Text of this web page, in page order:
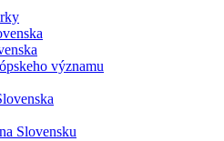
významu
Slovensku